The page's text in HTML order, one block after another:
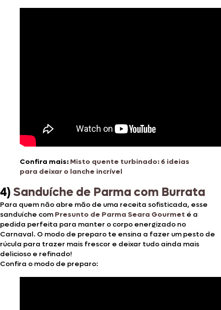
Confira mais: Misto quente turbinado: 6 ideias
para deixar o lanche incrível
4)Sanduíche de Parma com Burrata
Para quem não abre mão de uma receita sofisticada, esse
sanduíche com Presunto de Parma Seara Gourmet é a
pedida perfeita para manter o corpo energizado no
Carnaval. O modo de preparo te ensina a fazer um pesto de
rúcula para trazer mais frescor e deixar tudo ainda mais
delicioso e refinado!
Confira o modo de preparo: